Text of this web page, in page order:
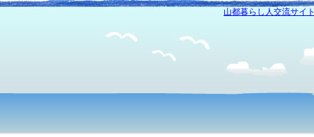
山都暮らし人交流サイト